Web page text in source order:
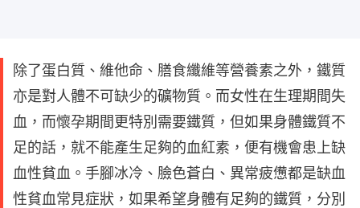
除了蛋白質、維他命、膳食纖維等營養素之外，鐵質
亦是對人體不可缺少的礦物質。而女性在生理期間失
血，而懷孕期間更特別需要鐵質，但如果身體鐵質不
足的話，就不能產生足夠的血紅素，便有機會患上缺
血性貧血。手腳冰冷、臉色蒼白、異常疲憊都是缺血
性貧血常見症狀，如果希望身體有足夠的鐵質，分別